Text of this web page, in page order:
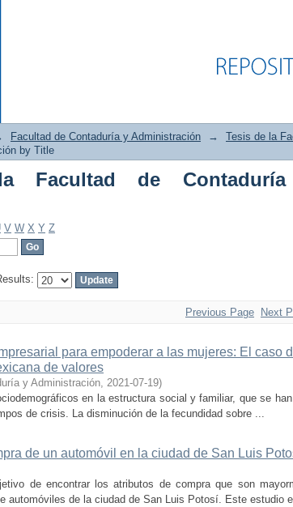
de Contaduría y
Facultad de Contaduría y Administración → Tesis de la
by Title
Facultad de
V W X Y Z
Previous Page Next
para empoderar a las mujeres: El caso
de valores
y Administración, 2021-07-19)
en la estructura social y familiar, que se
de crisis. La disminución de la fecundidad sobre ...
de un automóvil en la ciudad de San Luis
de encontrar los atributos de compra que son
automóviles de la ciudad de San Luis Potosí. Este estudio